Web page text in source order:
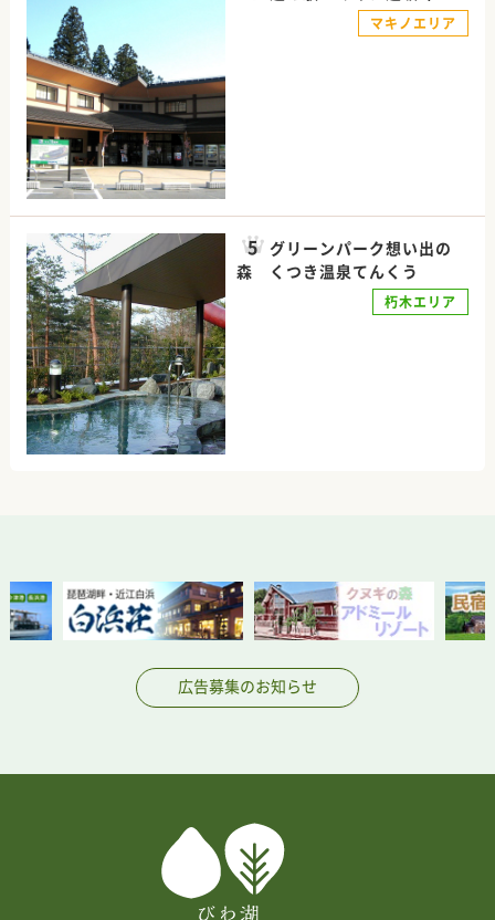
マキノエリア
グリーンパーク想い出の
森 くつき温泉てんくう
朽木エリア
広告募集のお知らせ